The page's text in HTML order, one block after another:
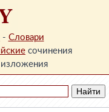
- Словари
сочинения